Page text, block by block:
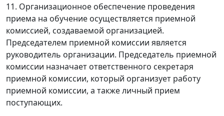
11. Организационное обеспечение проведения
приема на обучение осуществляется приемной
комиссией, создаваемой организацией.
Председателем приемной комиссии является
руководитель организации. Председатель приемной
комиссии назначает ответственного секретаря
приемной комиссии, который организует работу
приемной комиссии, а также личный прием
поступающих.